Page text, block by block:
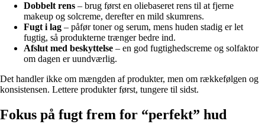
Dobbelt rens – brug først en oliebaseret rens til at fjerne
makeup og solcreme, derefter en mild skumrens.
Fugt i lag – påfør toner og serum, mens huden stadig er let
fugtig, så produkterne trænger bedre ind.
Afslut med beskyttelse – en god fugtighedscreme og solfaktor
om dagen er uundværlig.
Det handler ikke om mængden af produkter, men om rækkefølgen og
konsistensen. Lettere produkter først, tungere til sidst.
Fokus på fugt frem for “perfekt” hud